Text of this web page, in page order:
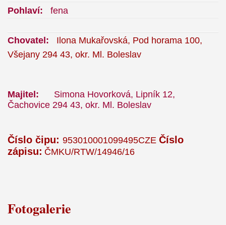
Pohlaví: fena
Chovatel:
Ilona Mukařovská, Pod horama 100,
Všejany 294 43, okr. Ml. Boleslav
Majitel: Simona Hovorková, Lipník 12,
Čachovice 294 43, okr. Ml. Boleslav
Číslo čipu: 953010001099495CZE Číslo
zápisu: ČMKU/RTW/14946/16
Fotogalerie